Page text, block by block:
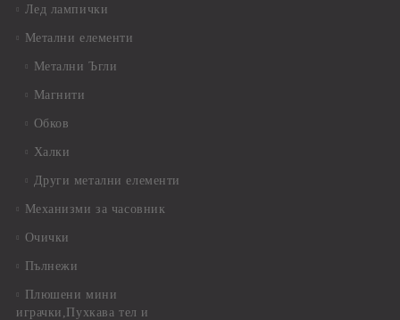
Лед лампички
Метални елементи
Метални Ъгли
Магнити
Обков
Халки
Други метални елементи
Механизми за часовник
Очички
Пълнежи
Плюшени мини
играчки,Пухкава тел и